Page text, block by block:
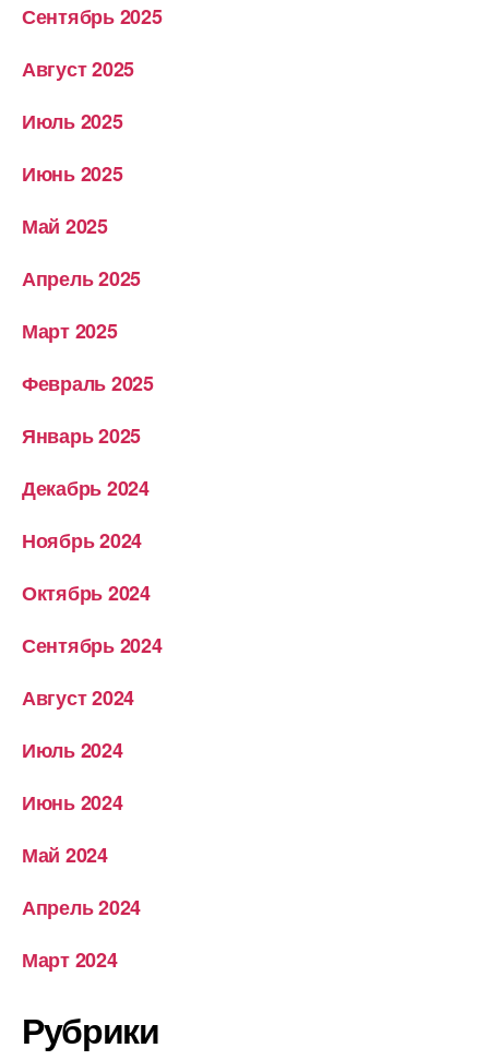
Сентябрь 2025
Август 2025
Июль 2025
Июнь 2025
Май 2025
Апрель 2025
Март 2025
Февраль 2025
Январь 2025
Декабрь 2024
Ноябрь 2024
Октябрь 2024
Сентябрь 2024
Август 2024
Июль 2024
Июнь 2024
Май 2024
Апрель 2024
Март 2024
Рубрики